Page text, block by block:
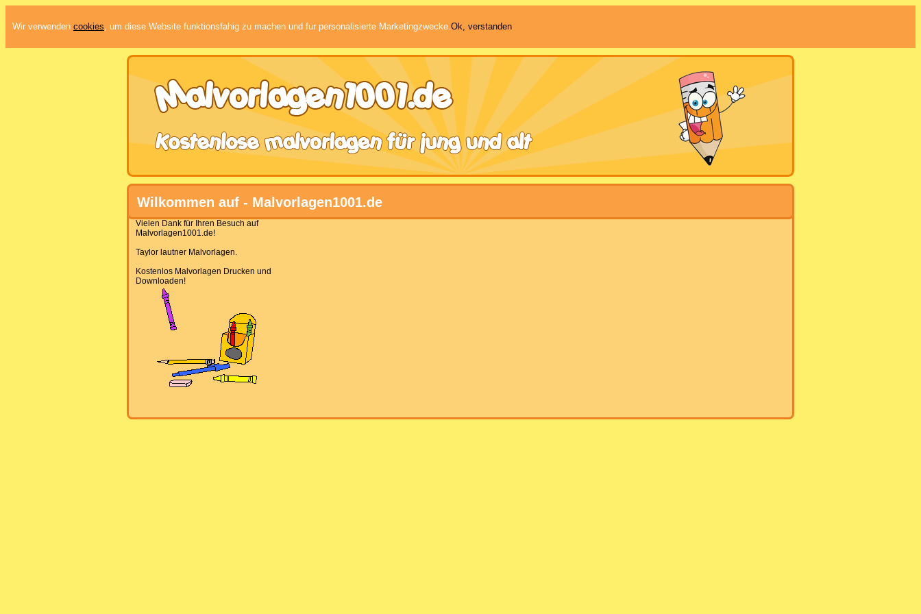
Wir verwenden cookies, um diese Website funktionsfahig zu machen und fur personalisierte Marketingzwecke.Ok, verstanden
Wilkommen auf - Malvorlagen1001.de
Vielen Dank für Ihren Besuch auf
Malvorlagen1001.de!
Taylor lautner Malvorlagen.
Kostenlos Malvorlagen Drucken und
Downloaden!